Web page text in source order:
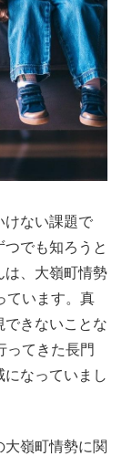
けない課題で
でも知ろうと
は、大嶺町情勢
ています。真
できないことな
ってきた長門
なっていまし
嶺町情勢に関